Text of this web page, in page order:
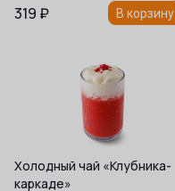
319 ₽ В корзину
Холодный чай «Клубника-
каркаде»